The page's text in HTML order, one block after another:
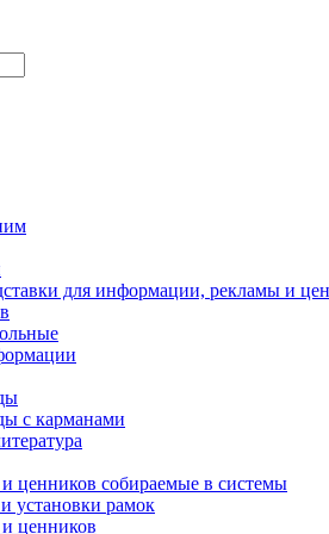
для информации, рекламы и
с карманами
ценников собираемые в системы
установки рамок
ценников